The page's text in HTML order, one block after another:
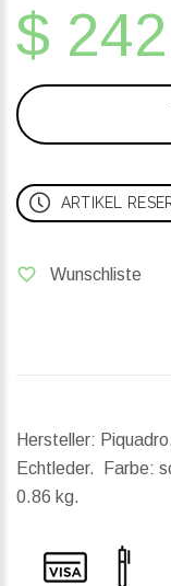
$
ARTIKEL
Wunschliste
Hersteller:
Echtleder. Farbe:
0.86 kg.